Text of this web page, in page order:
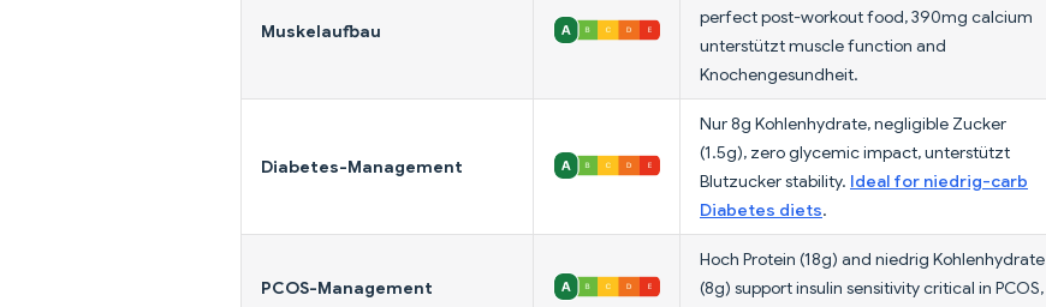
Muskelaufbau
perfect post-workout food, 390mg calcium
unterstützt muscle function and
Knochengesundheit.
Diabetes-Management
Nur 8g Kohlenhydrate, negligible Zucker
(1.5g), zero glycemic impact, unterstützt
Blutzucker stability. Ideal for niedrig-carb
Diabetes diets.
PCOS-Management
Hoch Protein (18g) and niedrig Kohlenhydrate
(8g) support insulin sensitivity critical in PCOS,